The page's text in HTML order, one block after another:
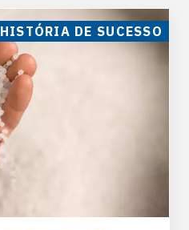
HISTÓRIA DE SUCESSO